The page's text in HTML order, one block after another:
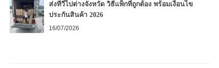
ส่งทีวีไปต่างจังหวัด วิธีแพ็กที่ถูกต้อง พร้อมเงื่อนไข
ประกันสินค้า 2026
16/07/2026